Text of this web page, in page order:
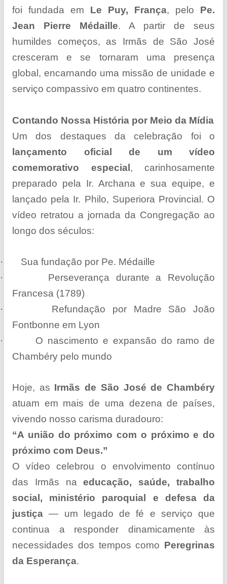
foi fundada em Le Puy, França, pelo Pe.
Jean Pierre Médaille. A partir de seus
humildes começos, as Irmãs de São José
cresceram e se tornaram uma presença
global, encarnando uma missão de unidade e
serviço compassivo em quatro continentes.
Contando Nossa História por Meio da Mídia
Um dos destaques da celebração foi o
lançamento oficial de um vídeo
comemorativo especial , carinhosamente
preparado pela Ir. Archana e sua equipe, e
lançado pela Ir. Philo, Superiora Provincial. O
vídeo retratou a jornada da Congregação ao
longo dos séculos:
·
Sua fundação por Pe. Médaille
·
Perseverança durante a Revolução
Francesa (1789)
·
Refundação por Madre São João
Fontbonne em Lyon
·
O nascimento e expansão do ramo de
Chambéry pelo mundo
Hoje, as Irmãs de São José de Chambéry
atuam em mais de uma dezena de países,
vivendo nosso carisma duradouro:
“A união do próximo com o próximo e do
próximo com Deus.”
O vídeo celebrou o envolvimento contínuo
das Irmãs naeducação, saúde, trabalho
social, ministério paroquial e defesa da
justiça — um legado de fé e serviço que
continua a responder dinamicamente às
necessidades dos tempos como Peregrinas
da Esperança.